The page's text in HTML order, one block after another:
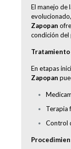
El manejo de
Zapopan
condición del
En etapas
Zapopan
Terapia
Control